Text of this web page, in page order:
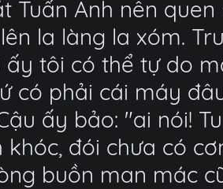
Anh nên
la làng la xóm.
tôi có thể tự do
có phải cái máy
ấy bảo: "ai nói!
đói chưa có
buồn man mác